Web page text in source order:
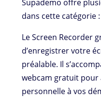
Supademo offre
dans cette catégorie :
Le Screen Recorder
d’enregistrer votre
préalable. Il
webcam gratuit
personnelle à vos